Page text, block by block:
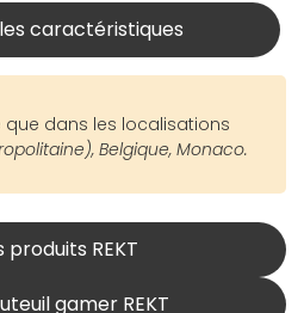
caractéristiques
dans les localisations
Belgique, Monaco.
produits REKT
gamer REKT